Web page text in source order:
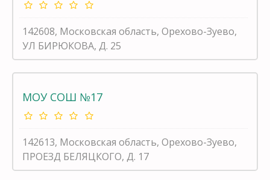
142608, Московская область, Орехово-Зуево,
УЛ БИРЮКОВА, Д. 25
МОУ СОШ №17
142613, Московская область, Орехово-Зуево,
ПРОЕЗД БЕЛЯЦКОГО, Д. 17